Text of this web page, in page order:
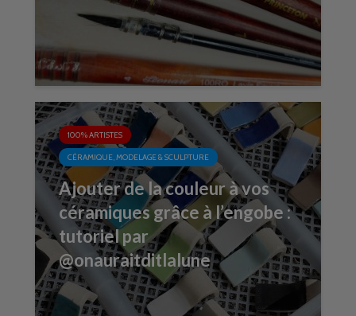
100% ARTISTES
CÉRAMIQUE, MODELAGE & SCULPTURE
Ajouter de la couleur à vos
céramiques grâce à l’engobe :
tutoriel par
@onauraitditlalune